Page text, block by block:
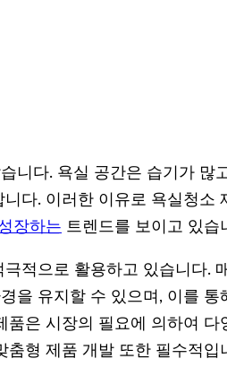
니다. 욕실 공간은 습기가 많
다. 이러한 이유로 욕실청소
장하는 트렌드를 보이고 있습
적으로 활용하고 있습니다.
을 유지할 수 있으며, 이를 통
은 시장의 필요에 의하여 다
춤형 제품 개발 또한 필수적입